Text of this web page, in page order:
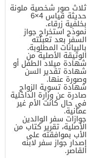
ثلاث صور شخصية ملونة
حديثة قياس 4×6
بخلفية زرقاء.
نموذج استخراج جواز
السفر بعد تعبئته
بالبيانات المطلوبة.
الوثيقة الأصلية من
شهادة ميلاد الطفل أو
شهادة تقدير السن
وصورة عنها.
شهادة تسوية الزواج
صادرة عن وزارة الداخلية
في حال كانت الأم غير
عمانية.
جوازات سفر الوالدين
الأصلية، تقرير كتاب من
الأب بموافقته على
إصدار جواز سفر لابنه
القاصر.